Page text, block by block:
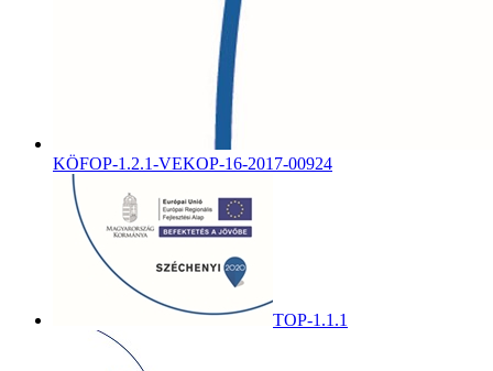
KÖFOP-1.2.1-VEKOP-16-2017-00924
TOP-1.1.1